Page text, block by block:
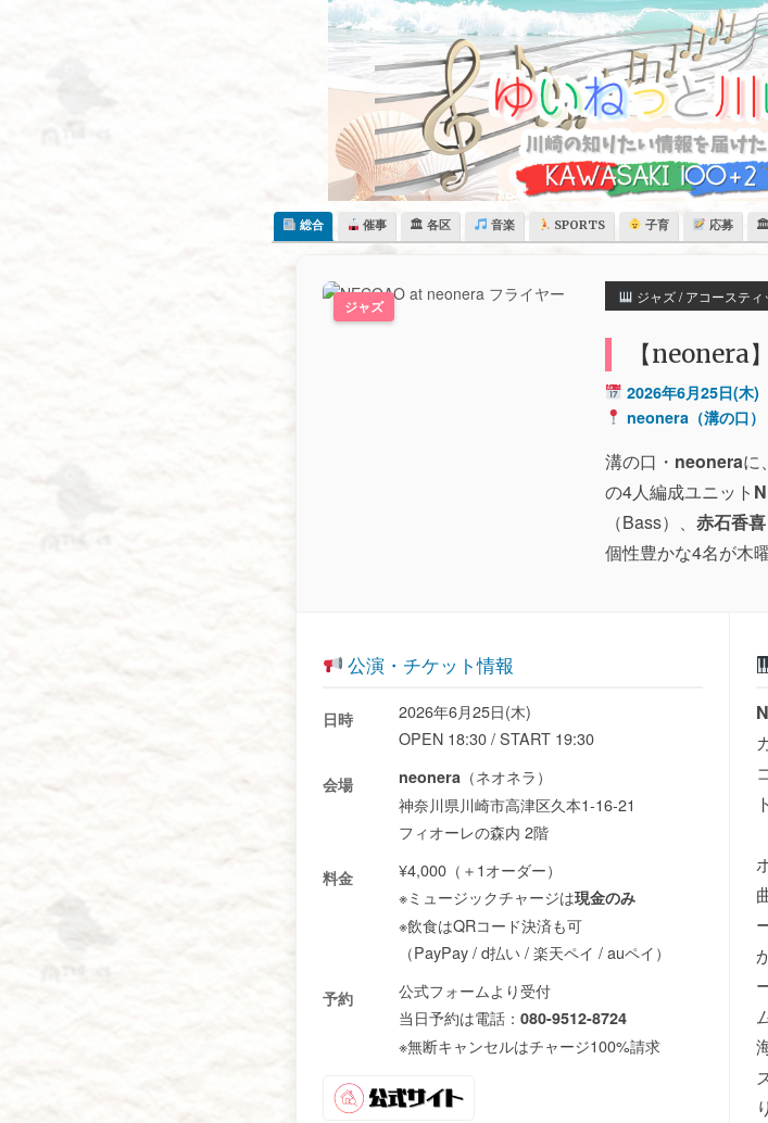
総合 催事 🏛 各区 音楽 SPORTS 子育 応募 🏛
ジャズ
ジャズ / アコースティ
【neonera
2026年6月25日(木)
neonera（溝の口）
溝の口・ neoneraに
の4人編成ユニット
（Bass）、 赤石香喜
個性豊かな4名が木
公演・チケット情報
日時
2026年6月25日(木)
OPEN 18:30 / START 19:30
会場 neonera （ネオネラ）
神奈川県川崎市高津区久本1-16-21
フィオーレの森内 2階
料金
¥4,000（＋1オーダー）
※ミュージックチャージは現金のみ
※飲食はQRコード決済も可
（PayPay / d払い / 楽天ペイ / auペイ）
予約
公式フォームより受付
当日予約は電話： 080-9512-8724
※無断キャンセルはチャージ100%請求